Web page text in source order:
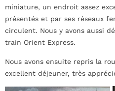
miniature, un endroit assez
présentés et par ses réseaux
circulent. Nous y avons aussi
train Orient Express.
Nous avons ensuite repris la
excellent déjeuner, très